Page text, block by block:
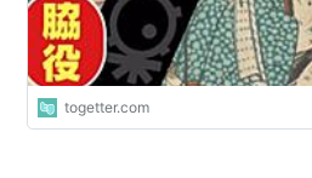
togetter.com